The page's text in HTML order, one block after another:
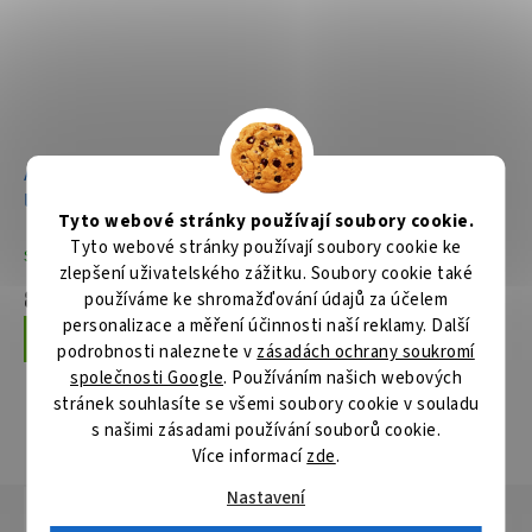
Tyto webové stránky používají soubory cookie.
Tyto webové stránky používají soubory cookie ke
zlepšení uživatelského zážitku. Soubory cookie také
používáme ke shromažďování údajů za účelem
personalizace a měření účinnosti naší reklamy. Další
podrobnosti naleznete v zásadách ochrany soukromí
společnosti Google. Používáním našich webových
stránek souhlasíte se všemi soubory cookie v souladu
s našimi zásadami používání souborů cookie.
Více informacízde.
Nastavení
Aku okružní pila 185mm
Skladem
8 946 Kč
Do košíku
Ruční kotoučová pila
190mm,1400W
Skladem
5 109 Kč
Do košíku
ZOBRAZIT VŠECHNY SOUVISEJÍCÍ PRODUKTY
Diskuze